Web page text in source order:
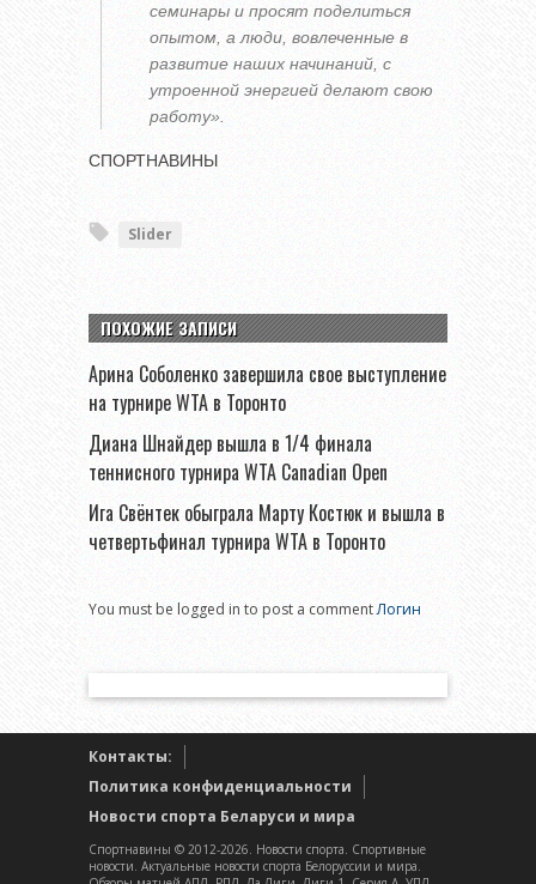
семинары и просят поделиться
опытом, а люди, вовлеченные в
развитие наших начинаний, с
утроенной энергией делают свою
работу».
СПОРТНАВИНЫ
Slider
ПОХОЖИЕ ЗАПИСИ
Арина Соболенко завершила свое выступление
на турнире WTA в Торонто
Диана Шнайдер вышла в 1/4 финала
теннисного турнира WTA Canadian Open
Ига Свёнтек обыграла Марту Костюк и вышла в
четвертьфинал турнира WTA в Торонто
You must be logged in to post a commentЛогин
Контакты:
Политика конфиденциальности
Новости спорта Беларуси и мира
Спортнавины © 2012-2026. Новости спорта. Спортивные
новости. Актуальные новости спорта Белоруссии и мира.